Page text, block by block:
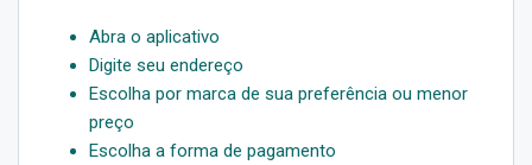
Abra o aplicativo
Digite seu endereço
Escolha por marca de sua preferência ou menor
preço
Escolha a forma de pagamento